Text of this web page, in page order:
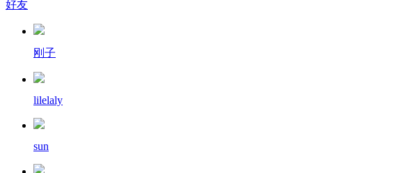
好友
刚子
lilelaly
sun